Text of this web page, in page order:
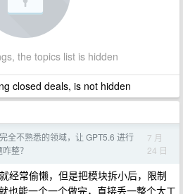
the topics list is hidden
closed deals, is not hidden
完全不熟悉的领域，让 GPT5.6 进行
整？
7 月
24 日
经常偷懒，但是把模块拆小后，限制
也能一个一个做完，直接丢一整个大工